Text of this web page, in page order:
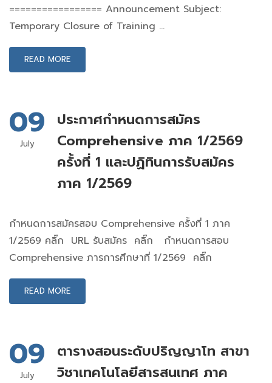
================= Announcement Subject:
Temporary Closure of Training …
READ MORE
09
July
ประกาศกำหนดการสมัคร
Comprehensive ภาค 1/2569
ครั้งที่ 1 และปฏิทินการรับสมัคร
ภาค 1/2569
กำหนดการสมัครสอบ Comprehensive ครั้งที่ 1 ภาค
1/2569 คลิ๊ก URL รับสมัคร คลิ๊ก กำหนดการสอบ
Comprehensive ภารการศึกษาที่ 1/2569 คลิ๊ก
READ MORE
09
July
ตารางสอนระดับปริญญาโท สาขา
วิชาเทคโนโลยีสารสนเทศ ภาค